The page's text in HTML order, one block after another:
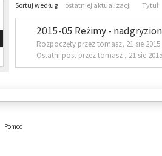
Sortuj według ostatniej aktualizacji Tytuł
2015-05 Reżimy -
Rozpoczęty przez tomasz, 21 sie 2015
Ostatni post przez tomasz , 21 sie 2015
Pomoc